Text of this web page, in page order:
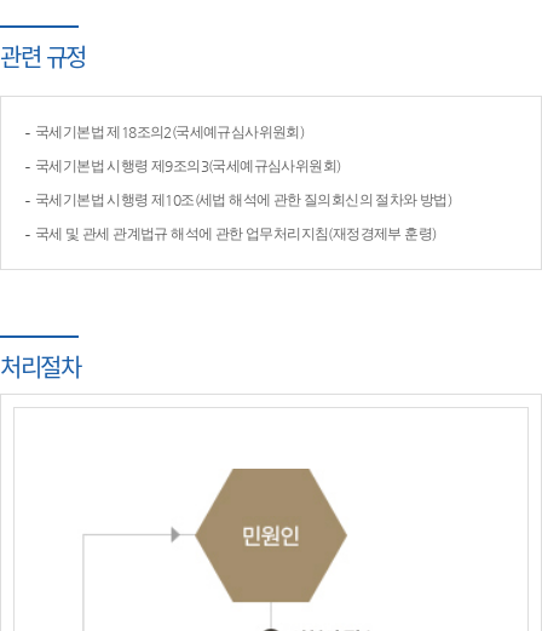
관련 규정
국세기본법 제18조의2(국세예규심사위원회)
국세기본법 시행령 제9조의3(국세예규심사위원회)
국세기본법 시행령 제10조(세법 해석에 관한 질의회신의 절차와 방법)
국세 및 관세 관계법규 해석에 관한 업무처리지침(재정경제부 훈령)
처리절차